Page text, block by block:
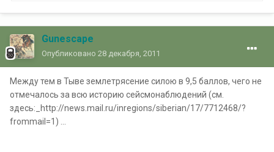
Gunescape
Опубликовано 28 декабря, 2011
Между тем в Тыве землетрясение силою в 9,5 баллов, чего не
отмечалось за всю историю сейсмонаблюдений (см.
здесь:_http://news.mail.ru/inregions/siberian/17/7712468/?
frommail=1) ...